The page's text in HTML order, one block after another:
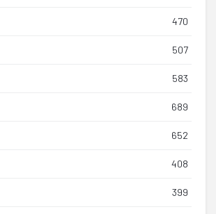
470
507
583
689
652
408
399